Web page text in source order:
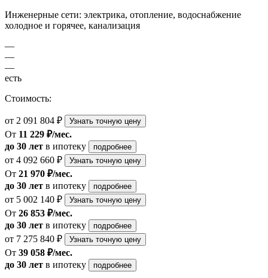
Инженерные сети: электрика, отопление, водоснабжение
холодное и горячее, канализация
—
—
—
есть
Стоимость:
от 2 091 804 ₽ Узнать точную цену
От 11 229 ₽/мес.
до 30 лет в ипотеку подробнее
от 4 092 660 ₽ Узнать точную цену
От 21 970 ₽/мес.
до 30 лет в ипотеку подробнее
от 5 002 140 ₽ Узнать точную цену
От 26 853 ₽/мес.
до 30 лет в ипотеку подробнее
от 7 275 840 ₽ Узнать точную цену
От 39 058 ₽/мес.
до 30 лет в ипотеку подробнее